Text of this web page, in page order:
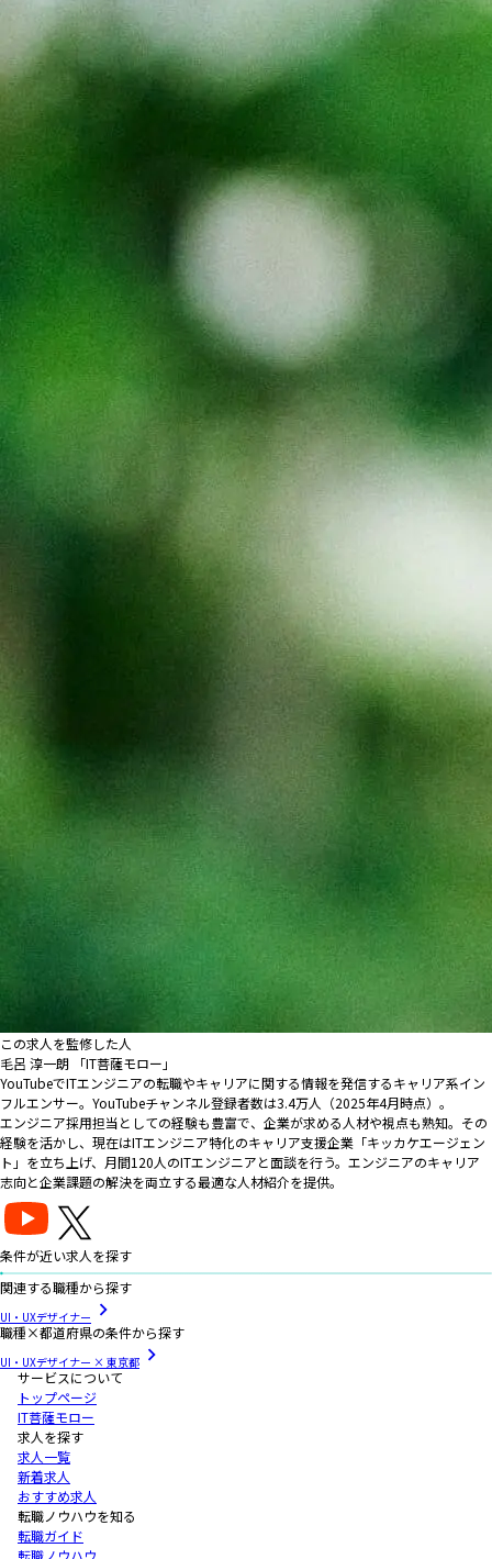
この求人を監修した人
毛呂 淳一朗 「IT菩薩モロー」
YouTubeでITエンジニアの転職やキャリアに関する情報を発信するキャリア系イン
フルエンサー。YouTubeチャンネル登録者数は3.4万人（2025年4月時点）。
エンジニア採用担当としての経験も豊富で、企業が求める人材や視点も熟知。その
経験を活かし、現在はITエンジニア特化のキャリア支援企業「キッカケエージェン
ト」を立ち上げ、月間120人のITエンジニアと面談を行う。エンジニアのキャリア
志向と企業課題の解決を両立する最適な人材紹介を提供。
条件が近い求人を探す
関連する職種から探す
UI・UXデザイナー
職種×都道府県の条件から探す
UI・UXデザイナー × 東京都
サービスについて
トップページ
IT菩薩モロー
求人を探す
求人一覧
新着求人
おすすめ求人
転職ノウハウを知る
転職ガイド